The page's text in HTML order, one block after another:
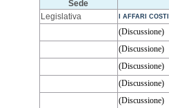
Sede
Legislativa
I AFFARI
(Discussione)
(Discussione)
(Discussione)
(Discussione)
(Discussione)